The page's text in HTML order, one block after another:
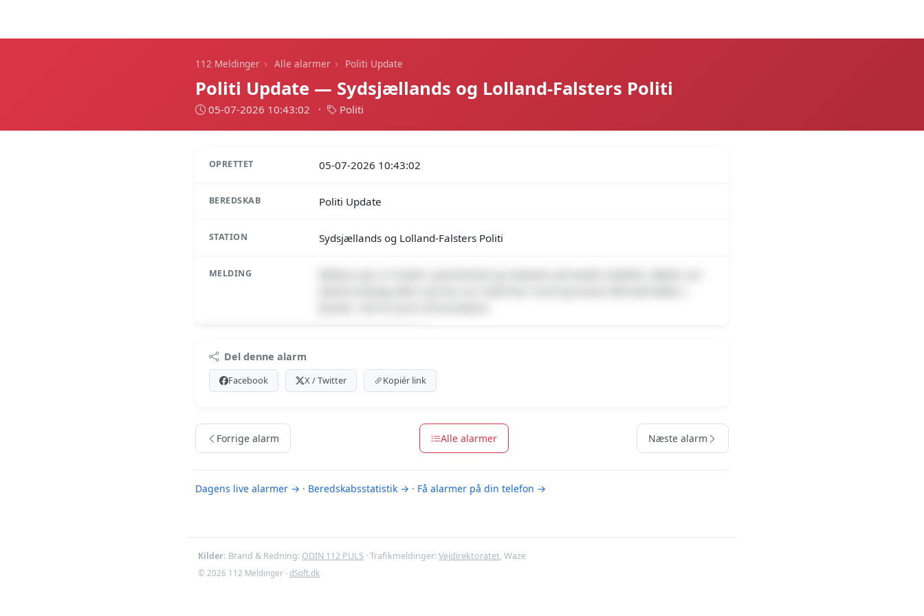
112 Meldinger › Alle alarmer › Politi Update
Politi Update — Sydsjællands og Lolland-Falsters Politi
05-07-2026 10:43:02 · Politi
OPRETTET 05-07-2026 10:43:02
BEREDSKAB Politi Update
STATION Sydsjællands og Lolland-Falsters Politi
MELDING
Premium indhold
Log ind med Premium for at se meldingen.
Se Premium-muligheder
Del denne alarm
Facebook X / Twitter Kopiér link
Forrige alarm Alle alarmer Næste alarm
Dagens live alarmer → · Beredskabsstatistik → · Få alarmer på din telefon →
Kilder: Brand & Redning: ODIN 112 PULS · Trafikmeldinger:Vejdirektoratet, Waze
© 2026 112 Meldinger · dSoft.dk